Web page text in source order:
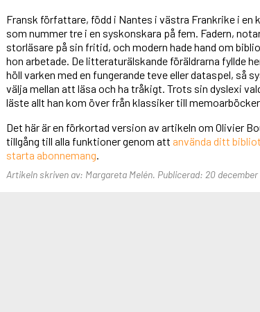
Fransk författare, född i Nantes i västra Frankrike i en
som nummer tre i en syskonskara på fem. Fadern,
storläsare på sin fritid, och modern hade hand om
hon arbetade. De litteraturälskande föräldrarna fyllde
höll varken med en fungerande teve eller dataspel, så
välja mellan att läsa och ha tråkigt. Trots sin dyslexi
läste allt han kom över från klassiker till
Det här är en förkortad version av artikeln om Olivier
tillgång till alla funktioner genom att använda ditt
starta abonnemang.
Artikeln skriven av: Margareta Melén. Publicerad: 20 december